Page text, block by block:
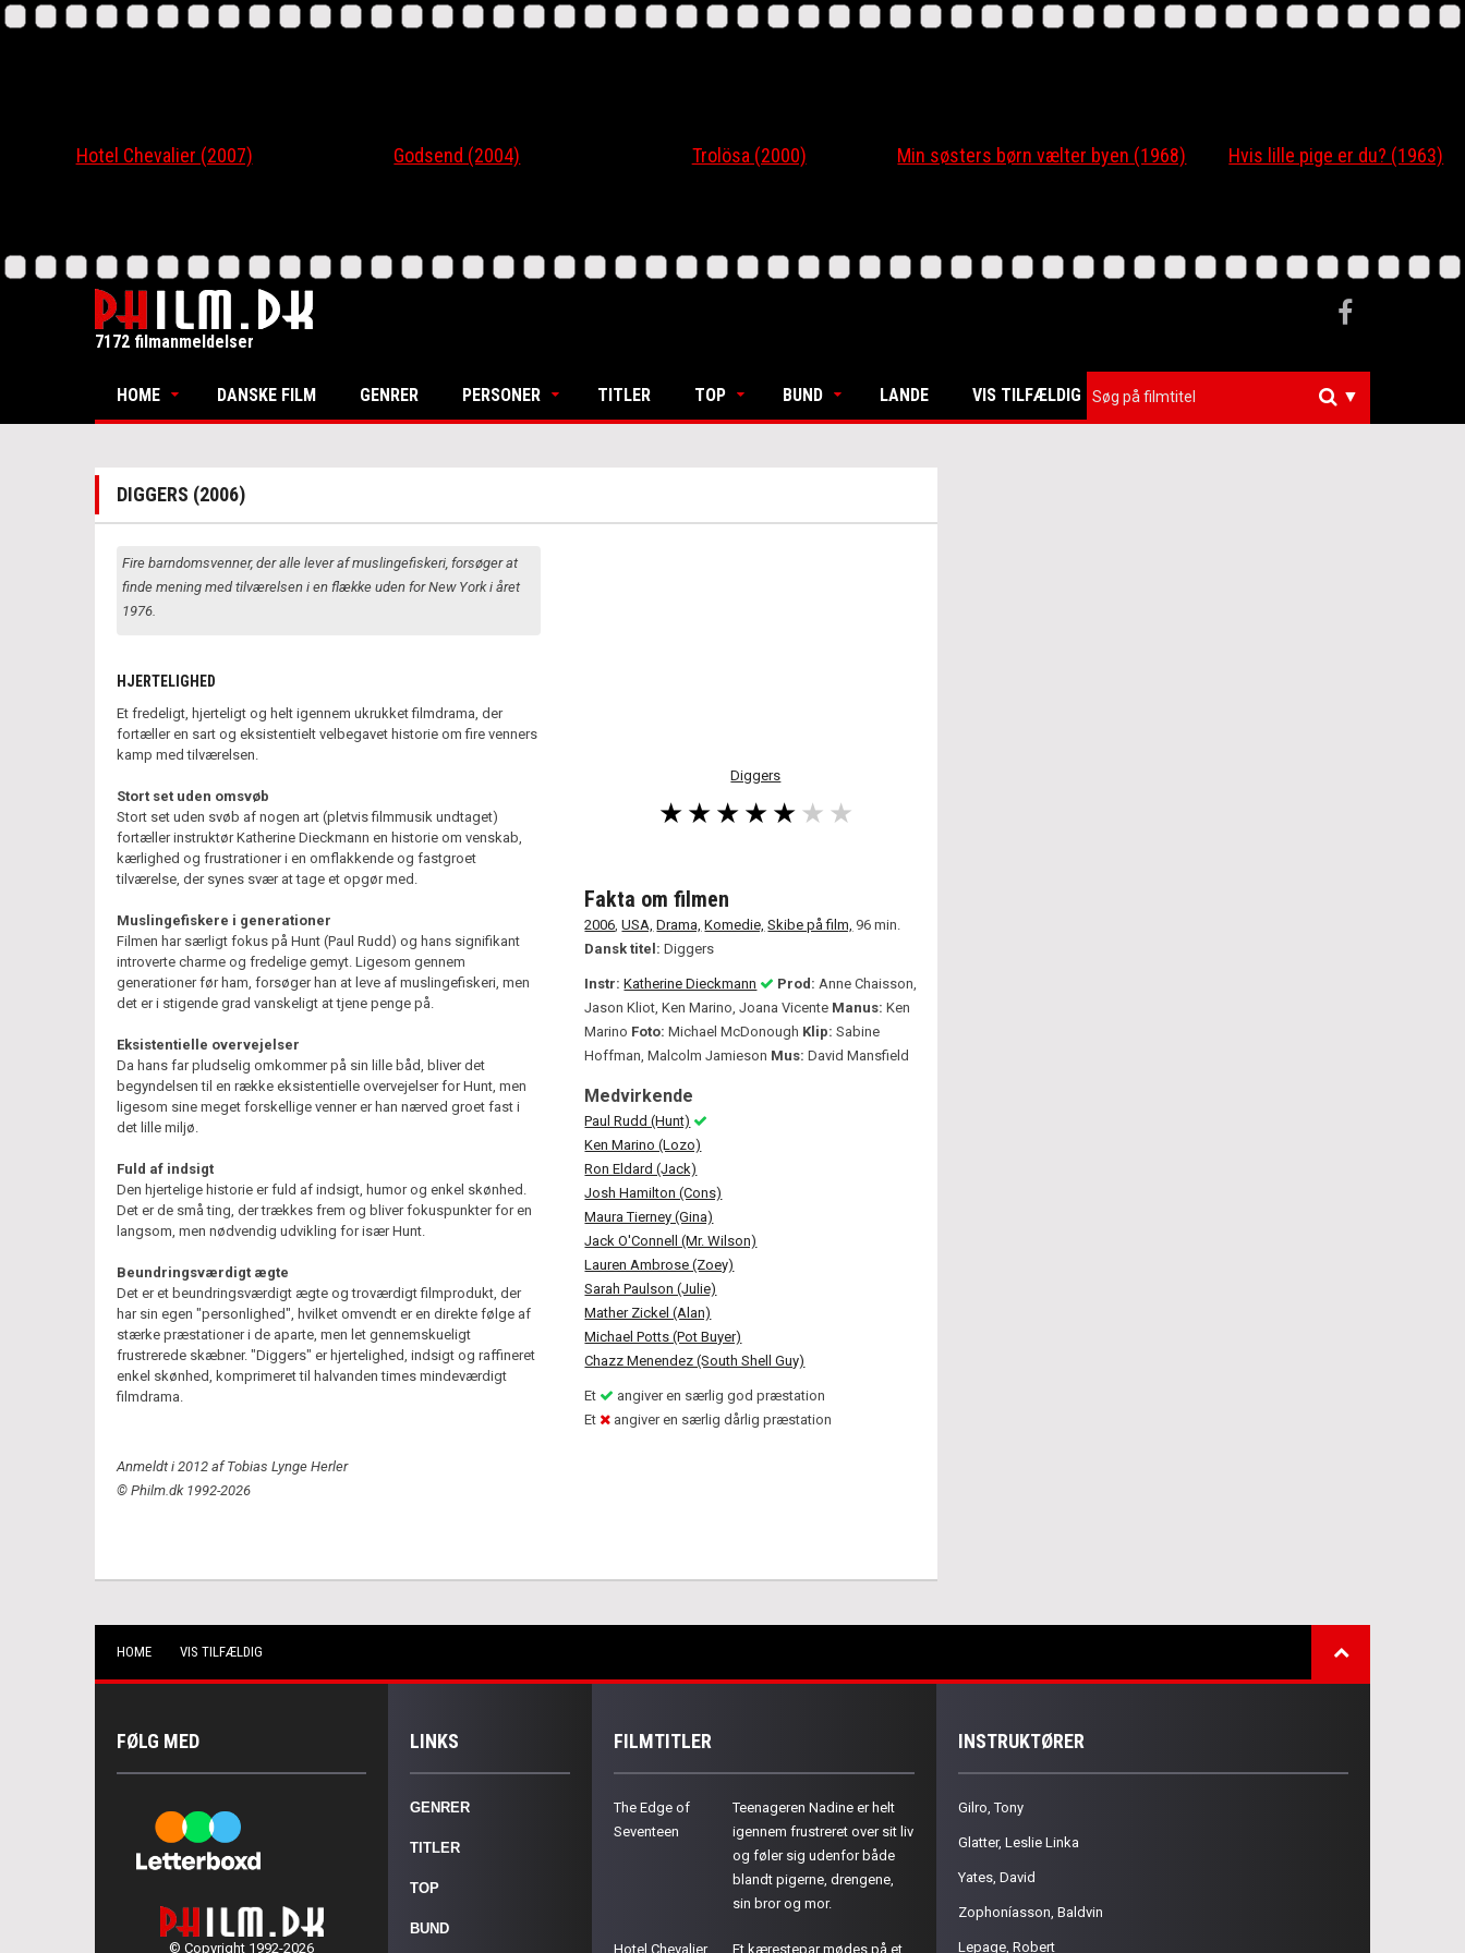
Hotel Chevalier (2007) Godsend (2004) Trolösa (2000) Min søsters børn vælter byen (1968) Hvis lille pige er du? (1963)
7172 filmanmeldelser
HOME DANSKE FILM GENRER PERSONER TITLER TOP BUND LANDE VIS TILFÆLDIG ▼
DIGGERS (2006)
Diggers
Fire barndomsvenner, der alle lever af muslingefiskeri, forsøger at
finde mening med tilværelsen i en flække uden for New York i året
1976.
HJERTELIGHED
Et fredeligt, hjerteligt og helt igennem ukrukket filmdrama, der
fortæller en sart og eksistentielt velbegavet historie om fire venners
kamp med tilværelsen.
Stort set uden omsvøb
Stort set uden svøb af nogen art (pletvis filmmusik undtaget)
fortæller instruktør Katherine Dieckmann en historie om venskab,
kærlighed og frustrationer i en omflakkende og fastgroet
tilværelse, der synes svær at tage et opgør med.
Muslingefiskere i generationer
Filmen har særligt fokus på Hunt (Paul Rudd) og hans signifikant
introverte charme og fredelige gemyt. Ligesom gennem
generationer før ham, forsøger han at leve af muslingefiskeri, men
det er i stigende grad vanskeligt at tjene penge på.
Eksistentielle overvejelser
Da hans far pludselig omkommer på sin lille båd, bliver det
begyndelsen til en række eksistentielle overvejelser for Hunt, men
ligesom sine meget forskellige venner er han nærved groet fast i
det lille miljø.
Fuld af indsigt
Den hjertelige historie er fuld af indsigt, humor og enkel skønhed.
Det er de små ting, der trækkes frem og bliver fokuspunkter for en
langsom, men nødvendig udvikling for især Hunt.
Beundringsværdigt ægte
Det er et beundringsværdigt ægte og troværdigt filmprodukt, der
har sin egen "personlighed", hvilket omvendt er en direkte følge af
stærke præstationer i de aparte, men let gennemskueligt
frustrerede skæbner. "Diggers" er hjertelighed, indsigt og raffineret
enkel skønhed, komprimeret til halvanden times mindeværdigt
filmdrama.
Anmeldt i 2012 af Tobias Lynge Herler
© Philm.dk 1992-2026
Fakta om filmen
2006,USA, Drama, Komedie, Skibe på film, 96 min.
Dansk titel:Diggers
Instr: Katherine Dieckmann Prod: Anne Chaisson,
Jason Kliot, Ken Marino, Joana Vicente Manus: Ken
Marino Foto: Michael McDonough Klip: Sabine
Hoffman, Malcolm Jamieson Mus: David Mansfield
Medvirkende
Paul Rudd (Hunt)
Ken Marino (Lozo)
Ron Eldard (Jack)
Josh Hamilton (Cons)
Maura Tierney (Gina)
Jack O'Connell (Mr. Wilson)
Lauren Ambrose (Zoey)
Sarah Paulson (Julie)
Mather Zickel (Alan)
Michael Potts (Pot Buyer)
Chazz Menendez (South Shell Guy)
Et
angiver en særlig god præstation
Et
angiver en særlig dårlig præstation
HOME VIS TILFÆLDIG
FØLG MED
© Copyright 1992-2026
LINKS
GENRER
TITLER
TOP
BUND
FILMTITLER
The Edge of
Seventeen
Teenageren Nadine er helt
igennem frustreret over sit liv
og føler sig udenfor både
blandt pigerne, drengene,
sin bror og mor.
Hotel Chevalier Et kærestepar mødes på et
INSTRUKTØRER
Gilro, Tony
Glatter, Leslie Linka
Yates, David
Zophoníasson, Baldvin
Lepage, Robert